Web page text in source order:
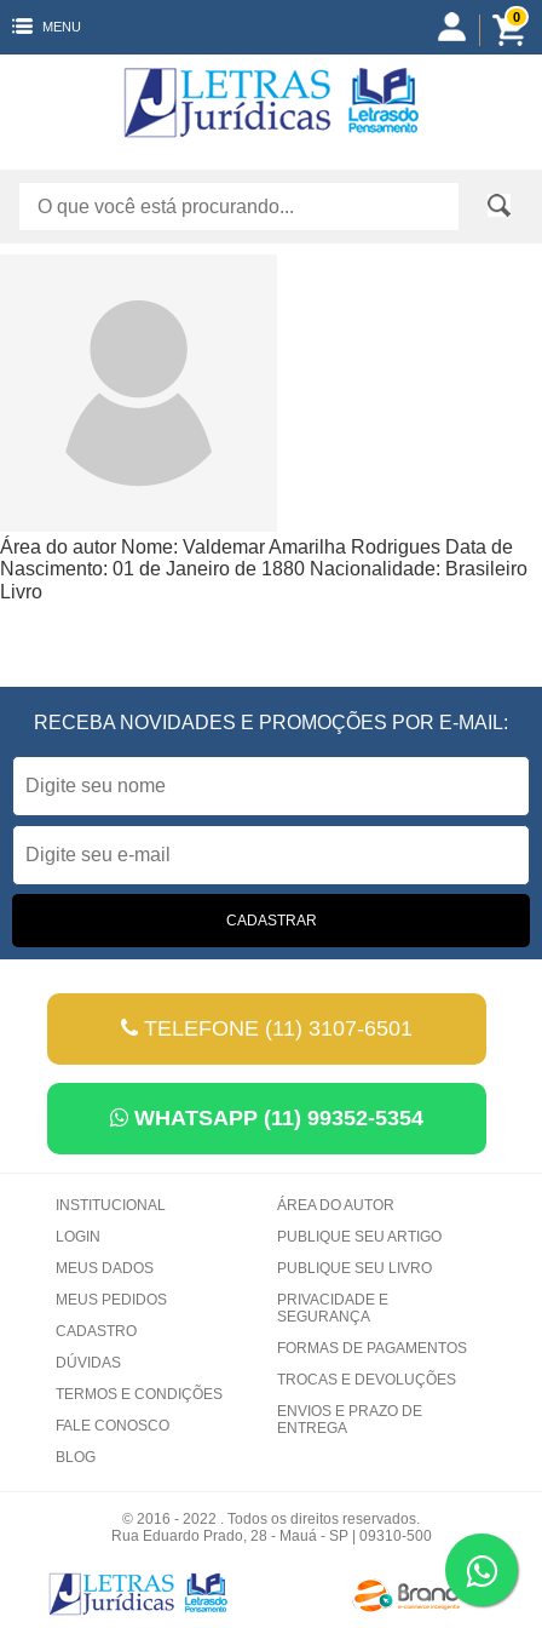
MENU
0
Área do autor Nome: Valdemar Amarilha Rodrigues Data de
Nascimento: 01 de Janeiro de 1880 Nacionalidade: Brasileiro
Livro
RECEBA NOVIDADES E PROMOÇÕES POR E-MAIL:
TELEFONE (11) 3107-6501
WHATSAPP (11) 99352-5354
INSTITUCIONAL
LOGIN
MEUS DADOS
MEUS PEDIDOS
CADASTRO
DÚVIDAS
TERMOS E CONDIÇÕES
FALE CONOSCO
BLOG
ÁREA DO AUTOR
PUBLIQUE SEU ARTIGO
PUBLIQUE SEU LIVRO
PRIVACIDADE E
SEGURANÇA
FORMAS DE PAGAMENTOS
TROCAS E DEVOLUÇÕES
ENVIOS E PRAZO DE
ENTREGA
© 2016 - 2022 . Todos os direitos reservados.
Rua Eduardo Prado, 28 - Mauá - SP | 09310-500